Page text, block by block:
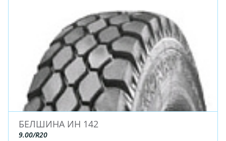
БЕЛШИНА ИН 142
9.00/R20